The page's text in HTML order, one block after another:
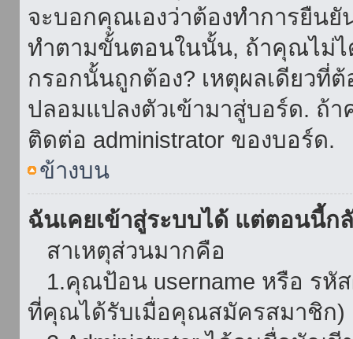
จะบอกคุณเองว่าต้องทำการยืน
ทำตามขั้นตอนในนั้น, ถ้าคุณไม่
กรอกนั้นถูกต้อง? เหตุผลเดียวที่
ปลอมแปลงตัวเข้ามาสู่บอร์ด. ถ้
ติดต่อ administrator ของบอร์ด.
ข้างบน
ฉันเคยเข้าสู่ระบบได้ แต่ตอนนี้ก
สาเหตุส่วนมากคือ
1.คุณป้อน username หรือ รหั
ที่คุณได้รับเมื่อคุณสมัครสมาชิก)